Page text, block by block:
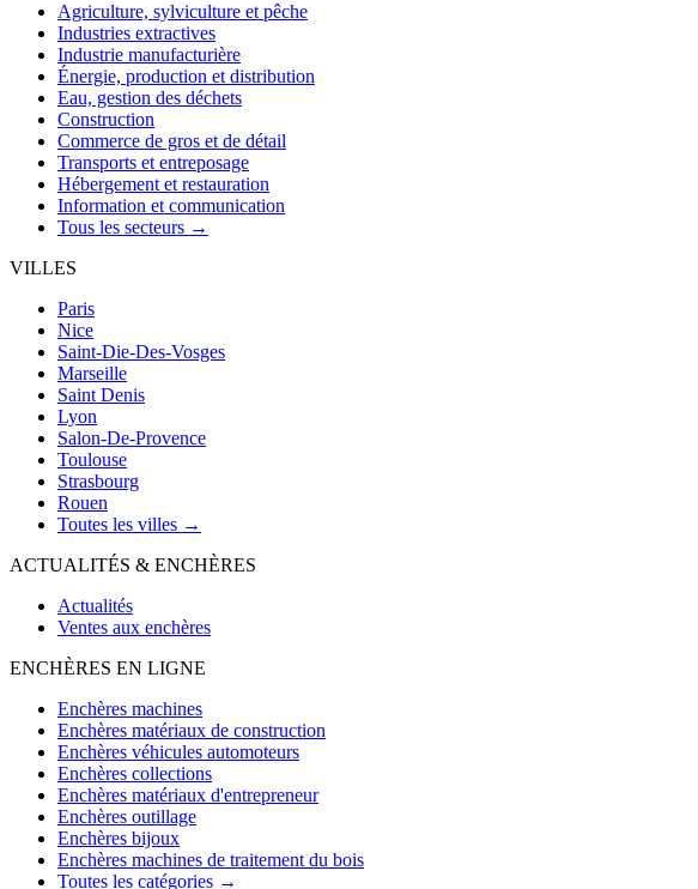
Agriculture, sylviculture et pêche
Industries extractives
Industrie manufacturière
Énergie, production et distribution
Eau, gestion des déchets
Construction
Commerce de gros et de détail
Transports et entreposage
Hébergement et restauration
Information et communication
Tous les secteurs →
VILLES
Paris
Nice
Saint-Die-Des-Vosges
Marseille
Saint Denis
Lyon
Salon-De-Provence
Toulouse
Strasbourg
Rouen
Toutes les villes →
ACTUALITÉS & ENCHÈRES
Actualités
Ventes aux enchères
ENCHÈRES EN LIGNE
Enchères machines
Enchères matériaux de construction
Enchères véhicules automoteurs
Enchères collections
Enchères matériaux d'entrepreneur
Enchères outillage
Enchères bijoux
Enchères machines de traitement du bois
Toutes les catégories →